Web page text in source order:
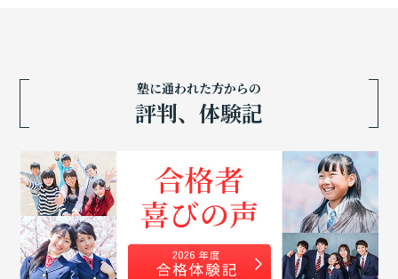
塾に通われた方からの
評判、体験記